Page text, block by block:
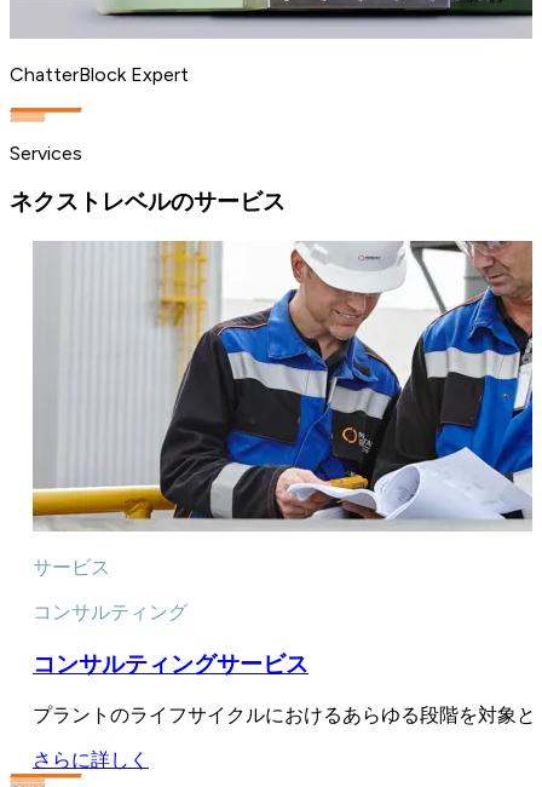
ChatterBlock Expert
Services
ネクストレベルのサービス
サービス
コンサルティング
コンサルティングサービス
プラントのライフサイクルにおけるあらゆる段階を対象
さらに詳しく